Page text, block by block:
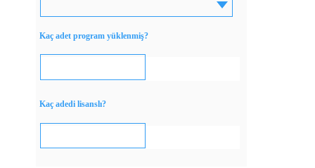
Kaç adet program yüklenmiş?
Kaç adedi lisanslı?